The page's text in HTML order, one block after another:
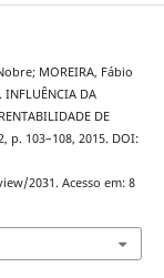
MOREIRA, Fábio
DA
DE
p. 103–108, 2015. DOI:
2031. Acesso em: 8